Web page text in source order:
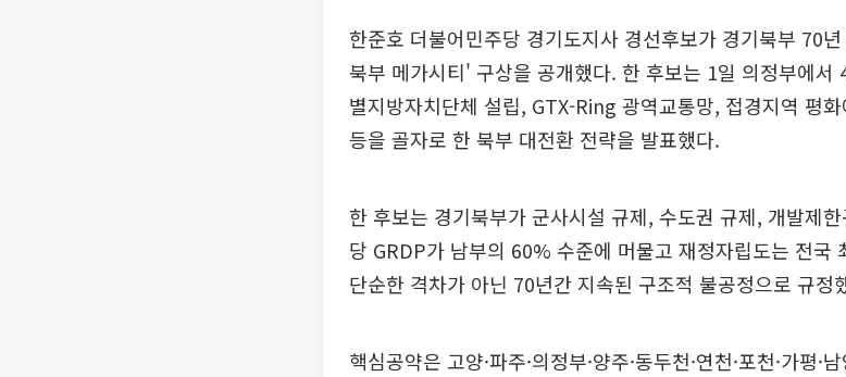
한준호 더불어민주당 경기도지사 경선후보가 경기북부 70
북부 메가시티' 구상을 공개했다. 한 후보는 1일 의정부에서
별지방자치단체 설립, GTX-Ring 광역교통망, 접경지역 평
등을 골자로 한 북부 대전환 전략을 발표했다.
한 후보는 경기북부가 군사시설 규제, 수도권 규제, 개발제
당 GRDP가 남부의 60% 수준에 머물고 재정자립도는 전국
단순한 격차가 아닌 70년간 지속된 구조적 불공정으로 규정
핵심공약은 고양·파주·의정부·양주·동두천·연천·포천·가평·